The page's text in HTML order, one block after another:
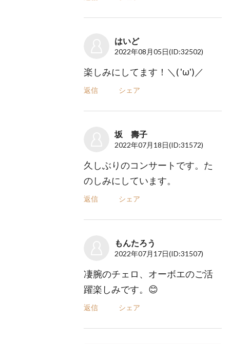
はいど
2022年08月05日(ID:32502)
楽しみにしてます！＼( 'ω')／
返信 シェア
坂 壽子
2022年07月18日(ID:31572)
久しぶりのコンサートです。た
のしみにしています。
返信 シェア
もんたろう
2022年07月17日(ID:31507)
凄腕のチェロ、オーボエのご活
躍楽しみです。😊
返信 シェア